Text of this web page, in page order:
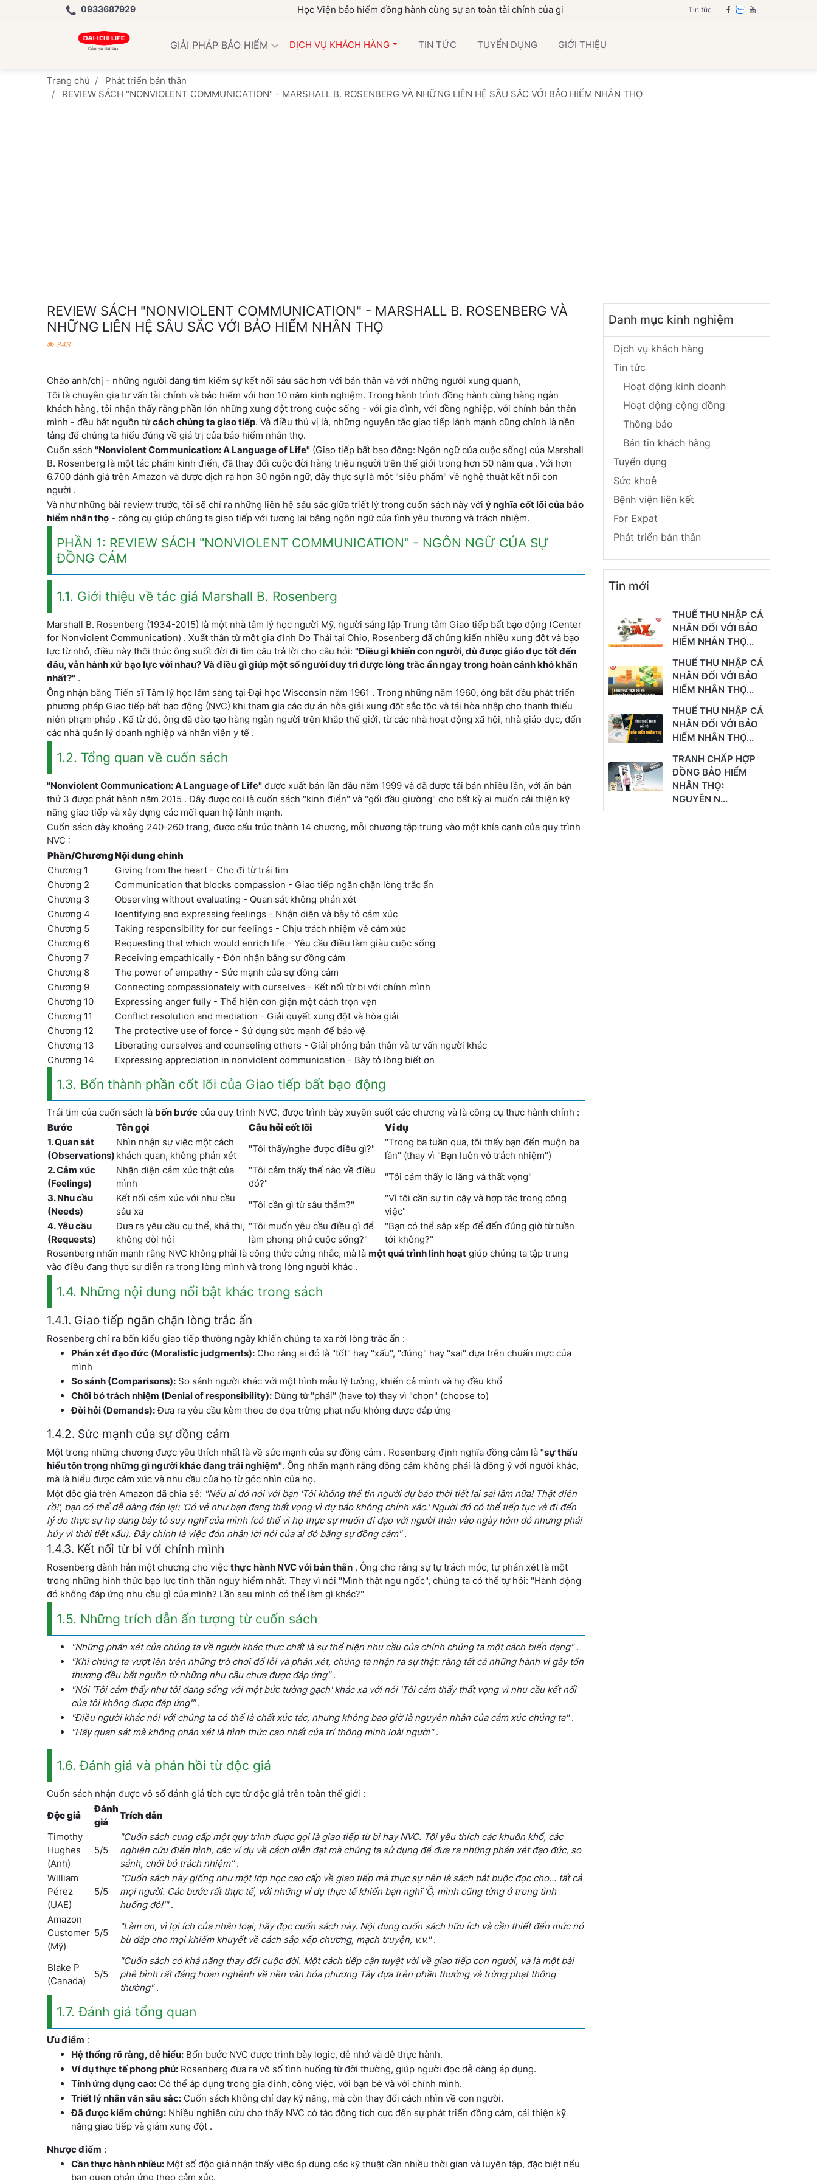
0933687929 Học Viện bảo hiểm đồng hành cùng sự an toàn tài chính của gia đình bạn Tin tức
GIẢI PHÁP BẢO HIỂM DỊCH VỤ KHÁCH HÀNG TIN TỨC TUYỂN DỤNG GIỚI THIỆU
Trang chủ
Phát triển bản thân
REVIEW SÁCH "NONVIOLENT COMMUNICATION" - MARSHALL B. ROSENBERG VÀ NHỮNG LIÊN HỆ SÂU SẮC VỚI BẢO HIỂM NHÂN THỌ
REVIEW SÁCH "NONVIOLENT COMMUNICATION" - MARSHALL B. ROSENBERG VÀ
NHỮNG LIÊN HỆ SÂU SẮC VỚI BẢO HIỂM NHÂN THỌ
343
Chào anh/chị - những người đang tìm kiếm sự kết nối sâu sắc hơn với bản thân và với những người xung quanh,
Tôi là chuyên gia tư vấn tài chính và bảo hiểm với hơn 10 năm kinh nghiệm. Trong hành trình đồng hành cùng hàng ngàn
khách hàng, tôi nhận thấy rằng phần lớn những xung đột trong cuộc sống - với gia đình, với đồng nghiệp, với chính bản thân
mình - đều bắt nguồn từcách chúng ta giao tiếp. Và điều thú vị là, những nguyên tắc giao tiếp lành mạnh cũng chính là nền
tảng để chúng ta hiểu đúng về giá trị của bảo hiểm nhân thọ.
Cuốn sách "Nonviolent Communication: A Language of Life" (Giao tiếp bất bạo động: Ngôn ngữ của cuộc sống) của Marshall
B. Rosenberg là một tác phẩm kinh điển, đã thay đổi cuộc đời hàng triệu người trên thế giới trong hơn 50 năm qua . Với hơn
6.700 đánh giá trên Amazon và được dịch ra hơn 30 ngôn ngữ, đây thực sự là một "siêu phẩm" về nghệ thuật kết nối con
người .
Và như những bài review trước, tôi sẽ chỉ ra những liên hệ sâu sắc giữa triết lý trong cuốn sách này với ý nghĩa cốt lõi của bảo
hiểm nhân thọ - công cụ giúp chúng ta giao tiếp với tương lai bằng ngôn ngữ của tình yêu thương và trách nhiệm.
PHẦN 1: REVIEW SÁCH "NONVIOLENT COMMUNICATION" - NGÔN NGỮ CỦA SỰ
ĐỒNG CẢM
1.1. Giới thiệu về tác giả Marshall B. Rosenberg
Marshall B. Rosenberg (1934-2015) là một nhà tâm lý học người Mỹ, người sáng lập Trung tâm Giao tiếp bất bạo động (Center
for Nonviolent Communication) . Xuất thân từ một gia đình Do Thái tại Ohio, Rosenberg đã chứng kiến nhiều xung đột và bạo
lực từ nhỏ, điều này thôi thúc ông suốt đời đi tìm câu trả lời cho câu hỏi: "Điều gì khiến con người, dù được giáo dục tốt đến
đâu, vẫn hành xử bạo lực với nhau? Và điều gì giúp một số người duy trì được lòng trắc ẩn ngay trong hoàn cảnh khó khăn
nhất?" .
Ông nhận bằng Tiến sĩ Tâm lý học lâm sàng tại Đại học Wisconsin năm 1961 . Trong những năm 1960, ông bắt đầu phát triển
phương pháp Giao tiếp bất bạo động (NVC) khi tham gia các dự án hòa giải xung đột sắc tộc và tái hòa nhập cho thanh thiếu
niên phạm pháp . Kể từ đó, ông đã đào tạo hàng ngàn người trên khắp thế giới, từ các nhà hoạt động xã hội, nhà giáo dục, đến
các nhà quản lý doanh nghiệp và nhân viên y tế .
1.2. Tổng quan về cuốn sách
"Nonviolent Communication: A Language of Life" được xuất bản lần đầu năm 1999 và đã được tái bản nhiều lần, với ấn bản
thứ 3 được phát hành năm 2015 . Đây được coi là cuốn sách "kinh điển" và "gối đầu giường" cho bất kỳ ai muốn cải thiện kỹ
năng giao tiếp và xây dựng các mối quan hệ lành mạnh.
Cuốn sách dày khoảng 240-260 trang, được cấu trúc thành 14 chương, mỗi chương tập trung vào một khía cạnh của quy trình
NVC :
Phần/ChươngNội dung chính
Chương 1
Giving from the heart - Cho đi từ trái tim
Chương 2
Communication that blocks compassion - Giao tiếp ngăn chặn lòng trắc ẩn
Chương 3
Observing without evaluating - Quan sát không phán xét
Chương 4
Identifying and expressing feelings - Nhận diện và bày tỏ cảm xúc
Chương 5
Taking responsibility for our feelings - Chịu trách nhiệm về cảm xúc
Chương 6
Requesting that which would enrich life - Yêu cầu điều làm giàu cuộc sống
Chương 7
Receiving empathically - Đón nhận bằng sự đồng cảm
Chương 8
The power of empathy - Sức mạnh của sự đồng cảm
Chương 9
Connecting compassionately with ourselves - Kết nối từ bi với chính mình
Chương 10
Expressing anger fully - Thể hiện cơn giận một cách trọn vẹn
Chương 11
Conflict resolution and mediation - Giải quyết xung đột và hòa giải
Chương 12
The protective use of force - Sử dụng sức mạnh để bảo vệ
Chương 13
Liberating ourselves and counseling others - Giải phóng bản thân và tư vấn người khác
Chương 14
Expressing appreciation in nonviolent communication - Bày tỏ lòng biết ơn
1.3. Bốn thành phần cốt lõi của Giao tiếp bất bạo động
Trái tim của cuốn sách là bốn bước của quy trình NVC, được trình bày xuyên suốt các chương và là công cụ thực hành chính :
Bước
Tên gọi Câu hỏi cốt lõi
Ví dụ
1. Quan sát
(Observations)
Nhìn nhận sự việc một cách
khách quan, không phán xét
"Tôi thấy/nghe được điều gì?"
"Trong ba tuần qua, tôi thấy bạn đến muộn ba
lần" (thay vì "Bạn luôn vô trách nhiệm")
2. Cảm xúc
(Feelings)
Nhận diện cảm xúc thật của
mình
"Tôi cảm thấy thế nào về điều
đó?"
"Tôi cảm thấy lo lắng và thất vọng"
3. Nhu cầu
(Needs)
Kết nối cảm xúc với nhu cầu
sâu xa
"Tôi cần gì từ sâu thẳm?"
"Vì tôi cần sự tin cậy và hợp tác trong công
việc"
4. Yêu cầu
(Requests)
Đưa ra yêu cầu cụ thể, khả thi,
không đòi hỏi
"Tôi muốn yêu cầu điều gì để
làm phong phú cuộc sống?"
"Bạn có thể sắp xếp để đến đúng giờ từ tuần
tới không?"
Rosenberg nhấn mạnh rằng NVC không phải là công thức cứng nhắc, mà là một quá trình linh hoạt giúp chúng ta tập trung
vào điều đang thực sự diễn ra trong lòng mình và trong lòng người khác .
1.4. Những nội dung nổi bật khác trong sách
1.4.1. Giao tiếp ngăn chặn lòng trắc ẩn
Rosenberg chỉ ra bốn kiểu giao tiếp thường ngày khiến chúng ta xa rời lòng trắc ẩn :
Phán xét đạo đức (Moralistic judgments): Cho rằng ai đó là "tốt" hay "xấu", "đúng" hay "sai" dựa trên chuẩn mực của
mình
So sánh (Comparisons): So sánh người khác với một hình mẫu lý tưởng, khiến cả mình và họ đều khổ
Chối bỏ trách nhiệm (Denial of responsibility): Dùng từ "phải" (have to) thay vì "chọn" (choose to)
Đòi hỏi (Demands):Đưa ra yêu cầu kèm theo đe dọa trừng phạt nếu không được đáp ứng
1.4.2. Sức mạnh của sự đồng cảm
Một trong những chương được yêu thích nhất là về sức mạnh của sự đồng cảm . Rosenberg định nghĩa đồng cảm là "sự thấu
hiểu tôn trọng những gì người khác đang trải nghiệm". Ông nhấn mạnh rằng đồng cảm không phải là đồng ý với người khác,
mà là hiểu được cảm xúc và nhu cầu của họ từ góc nhìn của họ.
Một độc giả trên Amazon đã chia sẻ: "Nếu ai đó nói với bạn 'Tôi không thể tin người dự báo thời tiết lại sai lầm nữa! Thật điên
rồ!', bạn có thể dễ dàng đáp lại: 'Có vẻ như bạn đang thất vọng vì dự báo không chính xác.' Người đó có thể tiếp tục và đi đến
lý do thực sự họ đang bày tỏ suy nghĩ của mình (có thể vì họ thực sự muốn đi dạo với người thân vào ngày hôm đó nhưng phải
hủy vì thời tiết xấu). Đây chính là việc đón nhận lời nói của ai đó bằng sự đồng cảm".
1.4.3. Kết nối từ bi với chính mình
Rosenberg dành hẳn một chương cho việc thực hành NVC với bản thân . Ông cho rằng sự tự trách móc, tự phán xét là một
trong những hình thức bạo lực tinh thần nguy hiểm nhất. Thay vì nói "Mình thật ngu ngốc", chúng ta có thể tự hỏi: "Hành động
đó không đáp ứng nhu cầu gì của mình? Lần sau mình có thể làm gì khác?"
1.5. Những trích dẫn ấn tượng từ cuốn sách
"Những phán xét của chúng ta về người khác thực chất là sự thể hiện nhu cầu của chính chúng ta một cách biến dạng".
"Khi chúng ta vượt lên trên những trò chơi đổ lỗi và phán xét, chúng ta nhận ra sự thật: rằng tất cả những hành vi gây tổn
thương đều bắt nguồn từ những nhu cầu chưa được đáp ứng".
"Nói 'Tôi cảm thấy như tôi đang sống với một bức tường gạch' khác xa với nói 'Tôi cảm thấy thất vọng vì nhu cầu kết nối
của tôi không được đáp ứng'".
"Điều người khác nói với chúng ta có thể là chất xúc tác, nhưng không bao giờ là nguyên nhân của cảm xúc chúng ta".
"Hãy quan sát mà không phán xét là hình thức cao nhất của trí thông minh loài người".
1.6. Đánh giá và phản hồi từ độc giả
Cuốn sách nhận được vô số đánh giá tích cực từ độc giả trên toàn thế giới :
Độc giả
Đánh
giá
Trích dẫn
Timothy
Hughes
(Anh)
5/5
"Cuốn sách cung cấp một quy trình được gọi là giao tiếp từ bi hay NVC. Tôi yêu thích các khuôn khổ, các
nghiên cứu điển hình, các ví dụ về cách diễn đạt mà chúng ta sử dụng để đưa ra những phán xét đạo đức, so
sánh, chối bỏ trách nhiệm".
William
Pérez
(UAE)
5/5
"Cuốn sách này giống như một lớp học cao cấp về giao tiếp mà thực sự nên là sách bắt buộc đọc cho... tất cả
mọi người. Các bước rất thực tế, với những ví dụ thực tế khiến bạn nghĩ 'Ồ, mình cũng từng ở trong tình
huống đó!'".
Amazon
Customer
(Mỹ)
5/5
"Làm ơn, vì lợi ích của nhân loại, hãy đọc cuốn sách này. Nội dung cuốn sách hữu ích và cần thiết đến mức nó
bù đắp cho mọi khiếm khuyết về cách sắp xếp chương, mạch truyện, v.v.".
Blake P
(Canada)
5/5
"Cuốn sách có khả năng thay đổi cuộc đời. Một cách tiếp cận tuyệt vời về giao tiếp con người, và là một bài
phê bình rất đáng hoan nghênh về nền văn hóa phương Tây dựa trên phần thưởng và trừng phạt thông
thường".
1.7. Đánh giá tổng quan
Ưu điểm :
Hệ thống rõ ràng, dễ hiểu: Bốn bước NVC được trình bày logic, dễ nhớ và dễ thực hành.
Ví dụ thực tế phong phú: Rosenberg đưa ra vô số tình huống từ đời thường, giúp người đọc dễ dàng áp dụng.
Tính ứng dụng cao: Có thể áp dụng trong gia đình, công việc, với bạn bè và với chính mình.
Triết lý nhân văn sâu sắc: Cuốn sách không chỉ dạy kỹ năng, mà còn thay đổi cách nhìn về con người.
Đã được kiểm chứng: Nhiều nghiên cứu cho thấy NVC có tác động tích cực đến sự phát triển đồng cảm, cải thiện kỹ
năng giao tiếp và giảm xung đột .
Nhược điểm :
Cần thực hành nhiều: Một số độc giả nhận thấy việc áp dụng các kỹ thuật cần nhiều thời gian và luyện tập, đặc biệt nếu
bạn quen phản ứng theo cảm xúc.
Danh mục kinh nghiệm
Dịch vụ khách hàng
Tin tức
Hoạt động kinh doanh
Hoạt động cộng đồng
Thông báo
Bản tin khách hàng
Tuyển dụng
Sức khoẻ
Bệnh viện liên kết
For Expat
Phát triển bản thân
Tin mới
THUẾ THU NHẬP CÁ
NHÂN ĐỐI VỚI BẢO
HIỂM NHÂN THỌ...
THUẾ THU NHẬP CÁ
NHÂN ĐỐI VỚI BẢO
HIỂM NHÂN THỌ...
THUẾ THU NHẬP CÁ
NHÂN ĐỐI VỚI BẢO
HIỂM NHÂN THỌ...
TRANH CHẤP HỢP
ĐỒNG BẢO HIỂM
NHÂN THỌ:
NGUYÊN N...